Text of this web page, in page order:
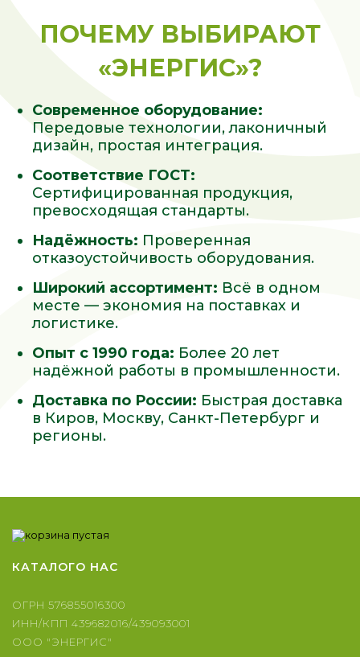
ПОЧЕМУ ВЫБИРАЮТ
«ЭНЕРГИС»?
Современное оборудование:
Передовые технологии, лаконичный
дизайн, простая интеграция.
Соответствие ГОСТ:
Сертифицированная продукция,
превосходящая стандарты.
Надёжность: Проверенная
отказоустойчивость оборудования.
Широкий ассортимент: Всё в одном
месте — экономия на поставках и
логистике.
Опыт с 1990 года: Более 20 лет
надёжной работы в промышленности.
Доставка по России: Быстрая доставка
в Киров, Москву, Санкт-Петербург и
регионы.
КАТАЛОГО НАС
ОГРН 576855016300
ИНН/КПП 439682016/439093001
ООО "ЭНЕРГИС"